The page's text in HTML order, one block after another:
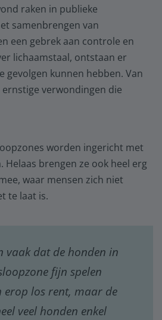
raken in publieke
samenbrengen van
een gebrek aan controle en
lichaamstaal, ontstaan er
gevolgen kunnen hebben. Van
verwondingen die
worden ingericht met
Helaas brengen ze ook heel erg
waar mensen zich niet
te laat is.
vaak dat de honden in
fijn spelen
erop los rent, maar de
veel honden enkel